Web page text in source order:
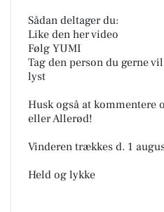
Sådan deltager du:
Like den her video
Følg YUMI
Tag den person du gerne
lyst
Husk også at kommentere
eller Allerød!
Vinderen trækkes d. 1
Held og lykke